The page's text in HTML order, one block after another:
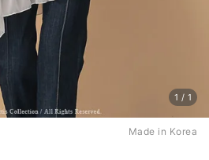
1 / 1
Made in Korea